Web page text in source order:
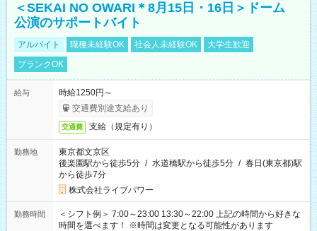
＜SEKAI NO OWARI＊8月15日・16日＞ドーム
公演のサポートバイト
アルバイト 職種未経験OK 社会人未経験OK
大学生歓迎
ブランクOK
給与
時給1250円～
交通費別途支給あり
交通費 支給（規定有り）
勤務地
東京都文京区
後楽園駅から徒歩5分 / 水道橋駅から徒歩5分 / 春日(東京都)駅
から徒歩7分
株式会社ライブパワー
勤務時間
＜シフト例＞ 7:00～23:00 13:30～22:00 上記の時間から好きな
時間を選べます！ ※時間は変更となる可能性があります